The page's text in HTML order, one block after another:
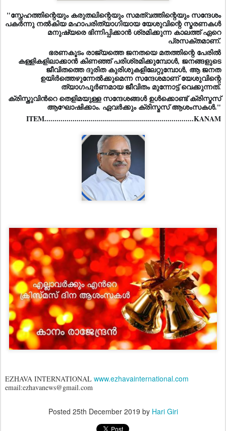
"സ്നേഹത്തിന്റെയും കരുതലിന്റെയും സമത്വത്തിന്റെയും സന്ദേശം
പകർന്നു നൽകിയ മഹാപരിത്യാഗിയായ യേശുവിന്റെ സ്മരണകൾ
മനുഷ്യരെ ഭിന്നിപ്പിക്കാൻ ശ്രമിക്കുന്ന കാലത്ത് ഏറെ
പ്രസക്തമാണ്.
ഭരണകൂടം രാജ്യത്തെ ജനതയെ മതത്തിന്റെ പേരിൽ
കള്ളികളിലാക്കാൻ കിണഞ്ഞ് പരിശ്രമിക്കുമ്പോൾ, ജനങ്ങളുടെ
ജീവിതത്തെ ദുരിത കുരിശുകളിലേറ്റുമ്പോൾ, ആ ജനത
ഉയിർത്തെഴുന്നേൽക്കുമെന്ന സന്ദേശമാണ് യേശുവിന്റെ
ത്യാഗപൂർണമായ ജീവിതം മുന്നോട്ട് വെക്കുന്നത്.
ക്രിസ്തുവിന്‍റെ തെളിമയുള്ള സന്ദേശങ്ങൾ ഉള്‍ക്കൊണ്ട് ക്രിസ്മസ്
ആഘോഷിക്കാം. ഏവർക്കും ക്രിസ്മസ് ആശംസകൾ."
ITEM..........................................................................KANAM
EZHAVA INTERNATIONAL www.ezhavainternational.com
email:ezhavanews@gmail.com
Posted 25th December 2019 by Hari Giri